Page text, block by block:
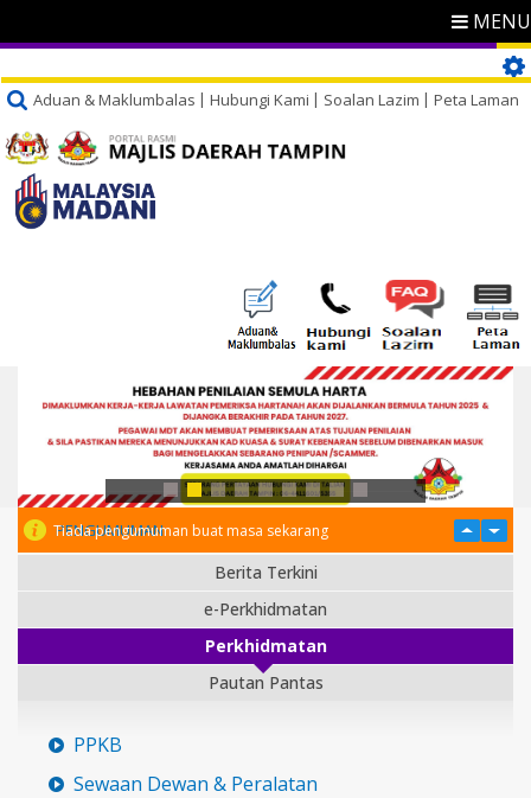
MENU
Aduan & Maklumbalas Hubungi Kami Soalan Lazim Peta Laman
PENGUMUMAN
Tiada pengumuman buat masa sekarang
Berita Terkini
e-Perkhidmatan
Perkhidmatan
Pautan Pantas
PPKB
Sewaan Dewan & Peralatan